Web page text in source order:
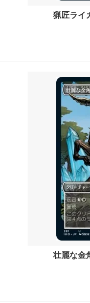
猟匠ラ
壮麗な